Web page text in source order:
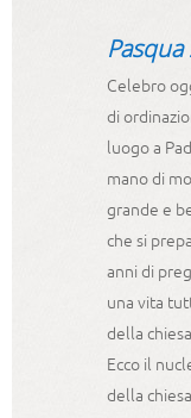
Celebro
di
luogo a
mano di
grande e
che si
anni di
una vita
della
Ecco il
della